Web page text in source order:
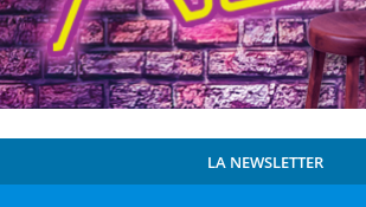
LA NEWSLETTER